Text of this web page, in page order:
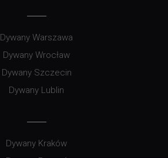
Dywany Warszawa
Dywany Wrocław
Dywany Szczecin
Dywany Lublin
Dywany Kraków